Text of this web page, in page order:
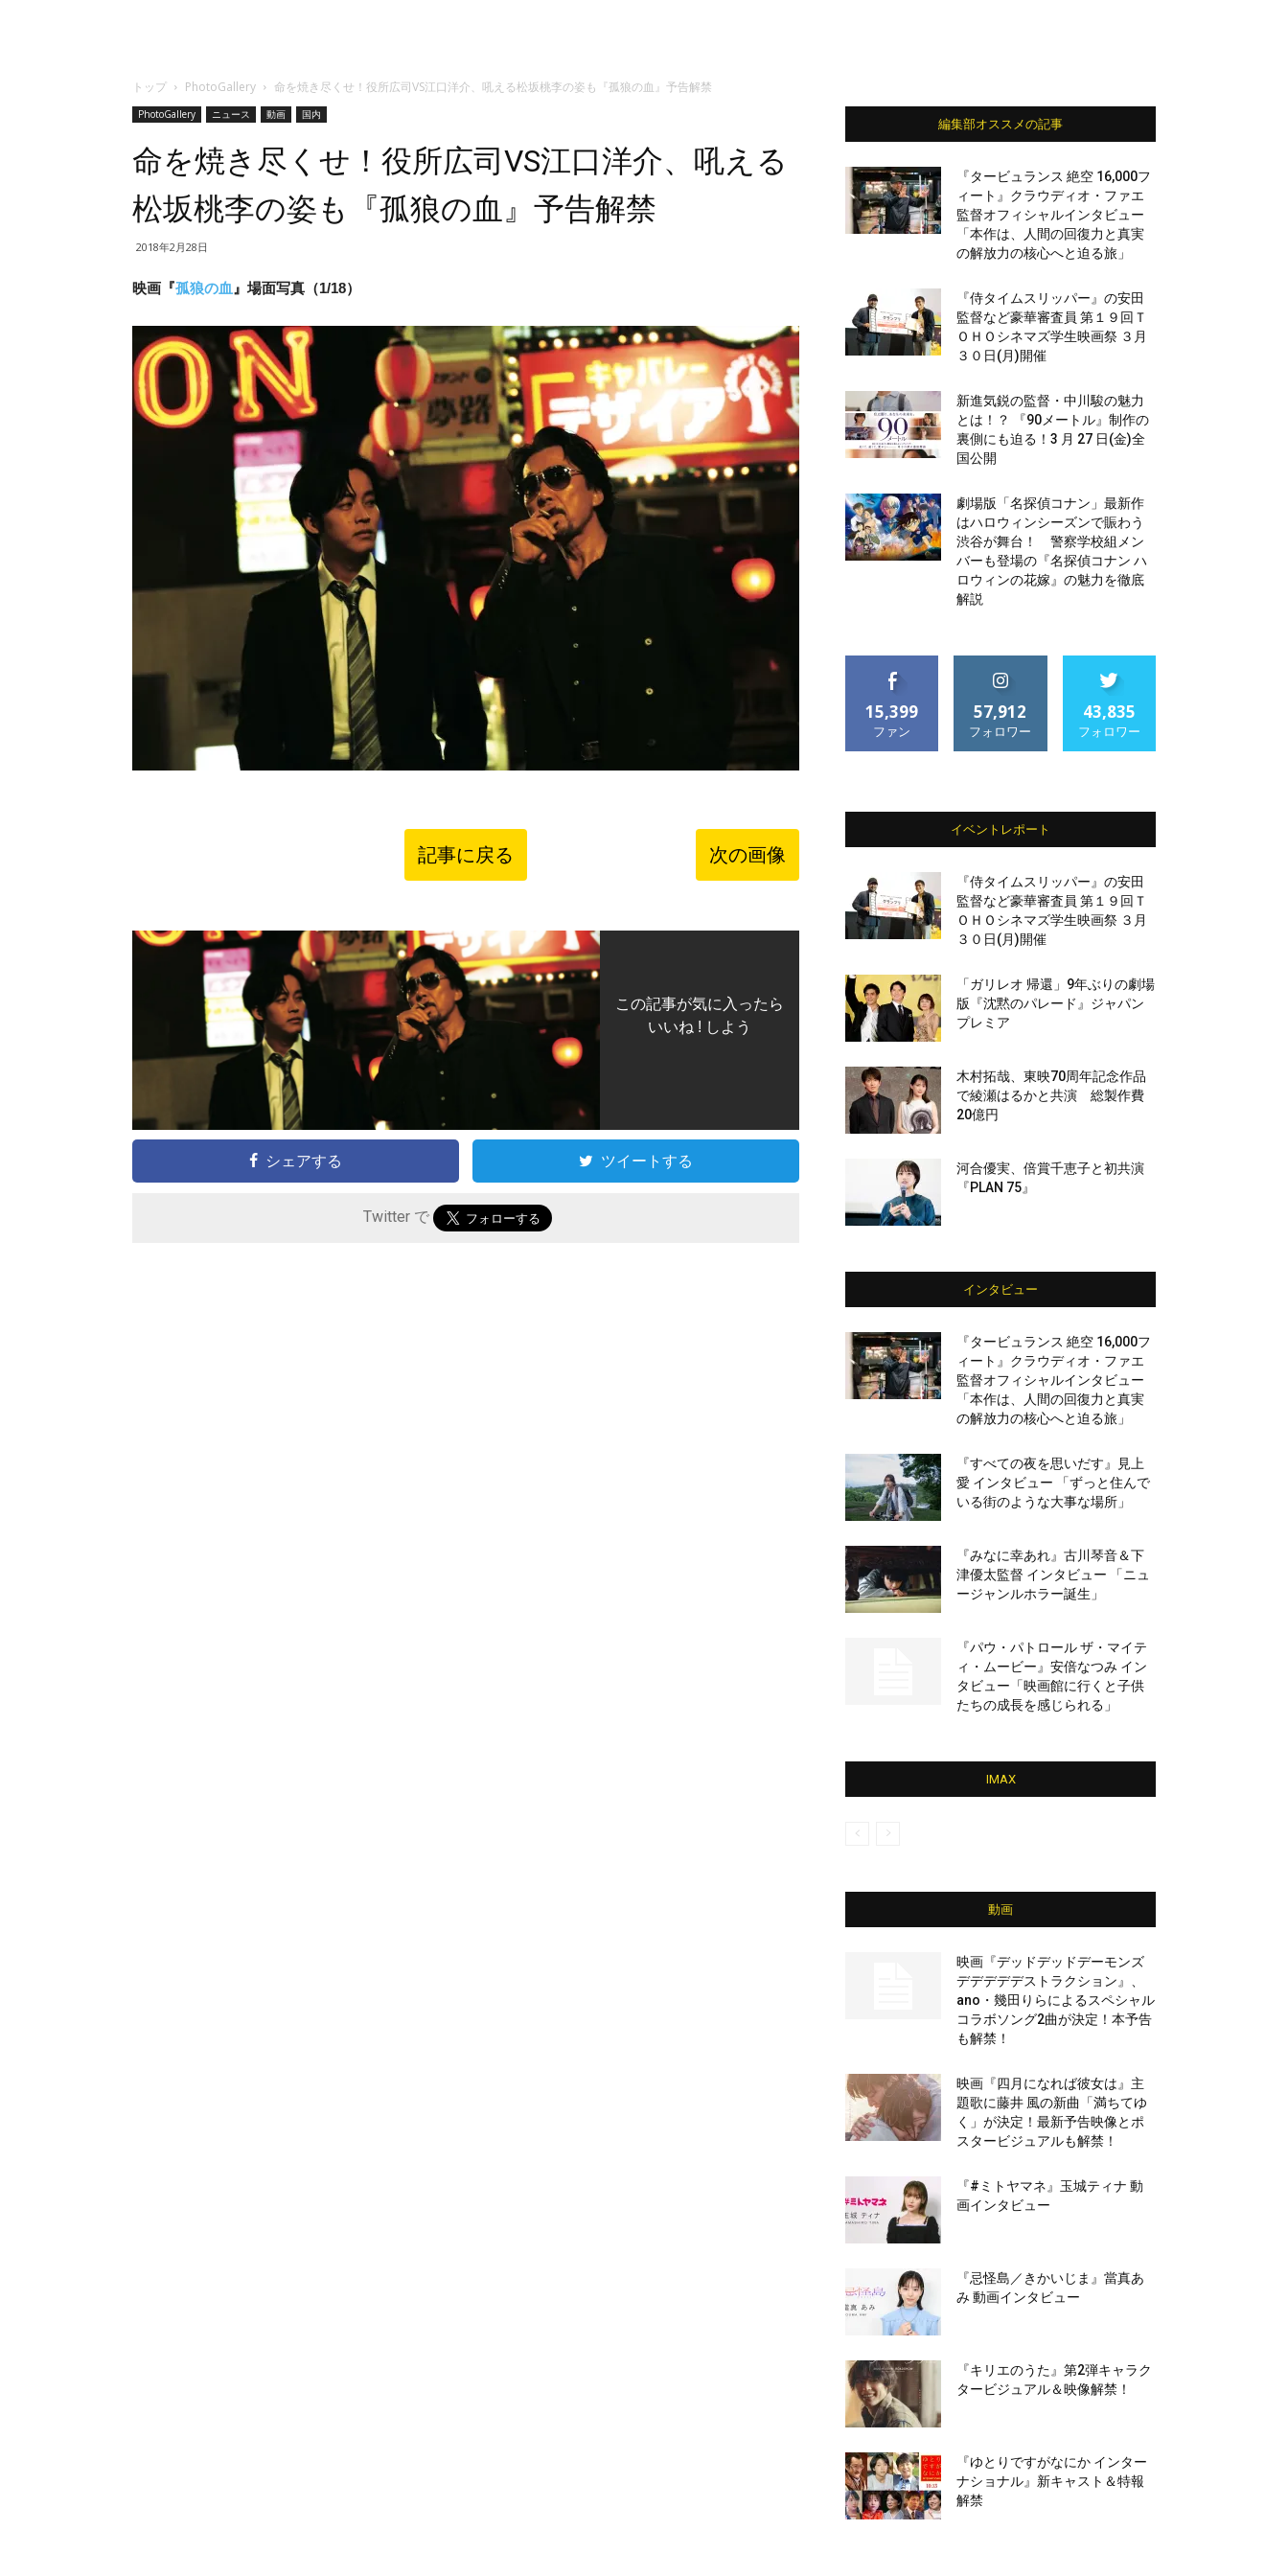
トップ PhotoGallery 命を焼き尽くせ！役所広司VS江口洋介、吼える松坂桃李の姿も『孤狼の血』予告解禁
PhotoGallery ニュース 動画 国内
命を焼き尽くせ！役所広司VS江口洋介、吼える
松坂桃李の姿も『孤狼の血』予告解禁
2018年2月28日
映画『孤狼の血 』場面写真（1/18）
記事に戻る 次の画像
この記事が気に入ったら
いいね ! しよう
シェアする ツイートする
Twitter で
編集部オススメの記事
『タービュランス 絶空 16,000フ
ィート』クラウディオ・ファエ
監督オフィシャルインタビュー
「本作は、人間の回復力と真実
の解放力の核心へと迫る旅」
『侍タイムスリッパー』の安田
監督など豪華審査員 第１９回Ｔ
ＯＨＯシネマズ学生映画祭 ３月
３０日(月)開催
新進気鋭の監督・中川駿の魅力
とは！？ 『90メートル』制作の
裏側にも迫る！3 月 27 日(金)全
国公開
劇場版「名探偵コナン」最新作
はハロウィンシーズンで賑わう
渋谷が舞台！ 警察学校組メン
バーも登場の『名探偵コナン ハ
ロウィンの花嫁』の魅力を徹底
解説
15,399
ファン
57,912
フォロワー
43,835
フォロワー
イベントレポート
『侍タイムスリッパー』の安田
監督など豪華審査員 第１９回Ｔ
ＯＨＯシネマズ学生映画祭 ３月
３０日(月)開催
「ガリレオ 帰還」9年ぶりの劇場
版『沈黙のパレード』ジャパン
プレミア
木村拓哉、東映70周年記念作品
で綾瀬はるかと共演 総製作費
20億円
河合優実、倍賞千恵子と初共演
『PLAN 75』
インタビュー
『タービュランス 絶空 16,000フ
ィート』クラウディオ・ファエ
監督オフィシャルインタビュー
「本作は、人間の回復力と真実
の解放力の核心へと迫る旅」
『すべての夜を思いだす』見上
愛 インタビュー 「ずっと住んで
いる街のような大事な場所」
『みなに幸あれ』古川琴音＆下
津優太監督 インタビュー 「ニュ
ージャンルホラー誕生」
『パウ・パトロール ザ・マイテ
ィ・ムービー』安倍なつみ イン
タビュー「映画館に行くと子供
たちの成長を感じられる」
IMAX
動画
映画『デッドデッドデーモンズ
デデデデデストラクション』、
ano・幾田りらによるスペシャル
コラボソング2曲が決定！本予告
も解禁！
映画『四月になれば彼女は』主
題歌に藤井 風の新曲「満ちてゆ
く」が決定！最新予告映像とポ
スタービジュアルも解禁！
『#ミトヤマネ』玉城ティナ 動
画インタビュー
『忌怪島／きかいじま』當真あ
み 動画インタビュー
『キリエのうた』第2弾キャラク
タービジュアル＆映像解禁！
『ゆとりですがなにか インター
ナショナル』新キャスト＆特報
解禁